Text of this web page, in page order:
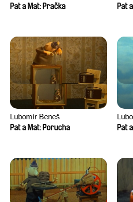
Pat a Mat: Pračka
Pat
Lubomír Beneš
Pat a Mat: Porucha
Pat